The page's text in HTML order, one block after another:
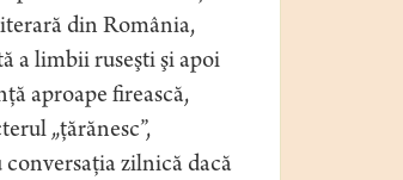
din România,
a limbii ruseşti şi apoi
aproape firească,
„ţărănesc”,
zilnică dacă